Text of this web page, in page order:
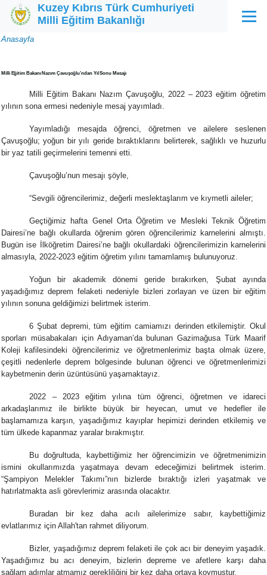
Ana içeriğe atla
Kuzey Kıbrıs Türk Cumhuriyeti
Milli Eğitim Bakanlığı
Menü
Sayfa
Anasayfa
Milli Eğitim Bakanı Nazım Çavuşoğlu’ndan Yıl Sonu Mesajı
Milli Eğitim Bakanı Nazım Çavuşoğlu, 2022 – 2023 eğitim öğretim
yılının sona ermesi nedeniyle mesaj yayımladı.
Yayımladığı mesajda öğrenci, öğretmen ve ailelere seslenen
Çavuşoğlu; yoğun bir yılı geride bıraktıklarını belirterek, sağlıklı ve huzurlu
bir yaz tatili geçirmelerini temenni etti.
Çavuşoğlu’nun mesajı şöyle,
“Sevgili öğrencilerimiz, değerli meslektaşlarım ve kıymetli aileler;
Geçtiğimiz hafta Genel Orta Öğretim ve Mesleki Teknik Öğretim
Dairesi’ne bağlı okullarda öğrenim gören öğrencilerimiz karnelerini almıştı.
Bugün ise İlköğretim Dairesi’ne bağlı okullardaki öğrencilerimizin karnelerini
almasıyla, 2022-2023 eğitim öğretim yılını tamamlamış bulunuyoruz.
Yoğun bir akademik dönemi geride bırakırken, Şubat ayında
yaşadığımız deprem felaketi nedeniyle bizleri zorlayan ve üzen bir eğitim
yılının sonuna geldiğimizi belirtmek isterim.
6 Şubat depremi, tüm eğitim camiamızı derinden etkilemiştir. Okul
sporları müsabakaları için Adıyaman’da bulunan Gazimağusa Türk Maarif
Koleji kafilesindeki öğrencilerimiz ve öğretmenlerimiz başta olmak üzere,
çeşitli nedenlerle deprem bölgesinde bulunan öğrenci ve öğretmenlerimizi
kaybetmenin derin üzüntüsünü yaşamaktayız.
2022 – 2023 eğitim yılına tüm öğrenci, öğretmen ve idareci
arkadaşlarımız ile birlikte büyük bir heyecan, umut ve hedefler ile
başlamamıza karşın, yaşadığımız kayıplar hepimizi derinden etkilemiş ve
tüm ülkede kapanmaz yaralar bırakmıştır.
Bu doğrultuda, kaybettiğimiz her öğrencimizin ve öğretmenimizin
ismini okullarımızda yaşatmaya devam edeceğimizi belirtmek isterim.
“Şampiyon Melekler Takımı”nın bizlerde bıraktığı izleri yaşatmak ve
hatırlatmakta asli görevlerimiz arasında olacaktır.
Buradan bir kez daha acılı ailelerimize sabır, kaybettiğimiz
evlatlarımız için Allah'tan rahmet diliyorum.
Bizler, yaşadığımız deprem felaketi ile çok acı bir deneyim yaşadık.
Yaşadığımız bu acı deneyim, bizlerin depreme ve afetlere karşı daha
sağlam adımlar atmamız gerekliliğini bir kez daha ortaya koymuştur.